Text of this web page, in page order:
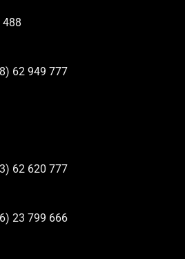
488
62 949 777
62 620 777
23 799 666